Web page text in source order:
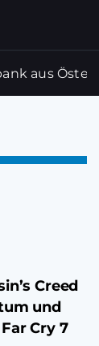
aus
Creed
und
Cry 7